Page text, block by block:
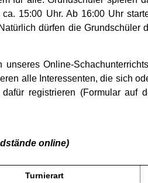
15:00 Uhr. Ab 16:00 Uhr
dürfen die Grundschüler
Online-
alle Interessenten, die sich
registrieren (Formular auf
online)
Turnierart